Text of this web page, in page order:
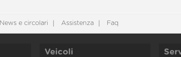
News e circolari Assistenza Faq
Veicoli